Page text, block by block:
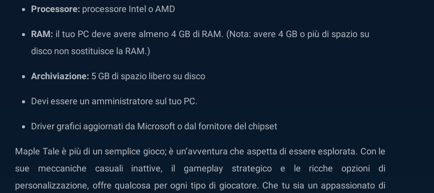
Processore: processore Intel o AMD
RAM: il tuo PC deve avere almeno 4 GB di RAM. (Nota: avere 4 GB o più di spazio su
disco non sostituisce la RAM.)
Archiviazione: 5 GB di spazio libero su disco
Devi essere un amministratore sul tuo PC.
Driver grafici aggiornati da Microsoft o dal fornitore del chipset
Maple Tale è più di un semplice gioco; è un’avventura che aspetta di essere esplorata. Con le
sue meccaniche casuali inattive, il gameplay strategico e le ricche opzioni di
personalizzazione, offre qualcosa per ogni tipo di giocatore. Che tu sia un appassionato di